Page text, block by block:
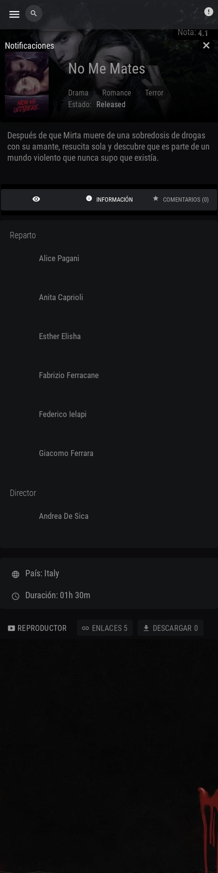
menu search error
close
Notificaciones
Nota:4.1
No Me Mates
Drama Romance
Terror
Apr. 21 2021
Estado: Released
Después de que Mirta muere de una sobredosis de drogas
con su amante, resucita sola y descubre que es parte de un
mundo violento que nunca supo que existía.
remove_red_eye info INFORMACIÓN star COMENTARIOS (0)
Reparto
Alice Pagani
Anita Caprioli
Esther Elisha
Fabrizio Ferracane
Federico Ielapi
Giacomo Ferrara
Director
Andrea De Sica
language País: Italy
schedule Duración: 01h 30m
smart_display REPRODUCTOR link ENLACES 5 download DESCARGAR 0